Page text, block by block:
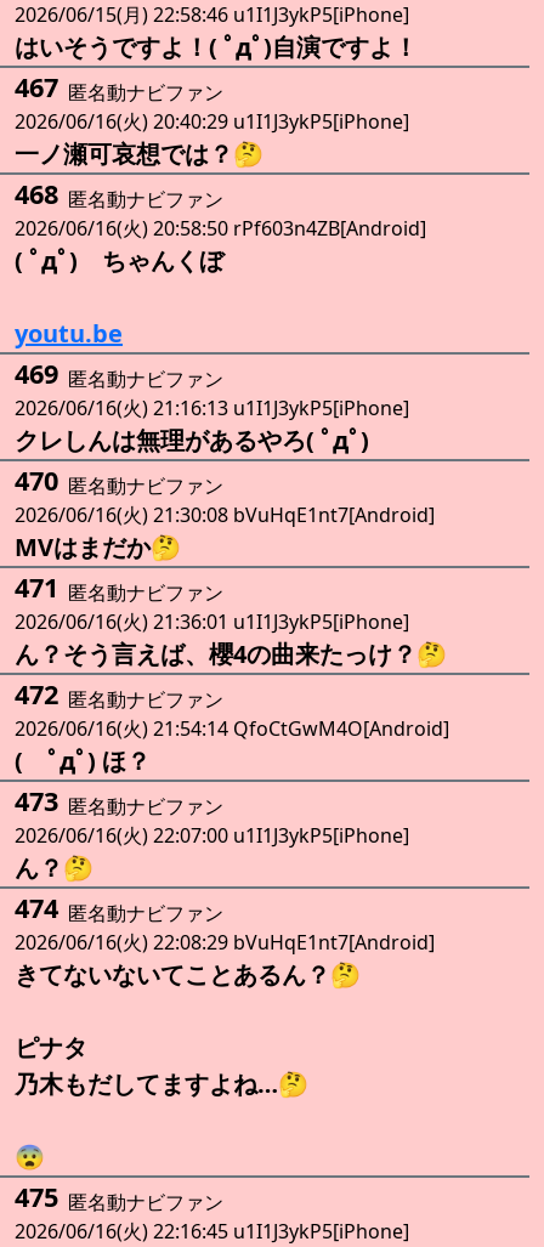
2026/06/15(月) 22:58:46 u1I1J3ykP5[iPhone]
はいそうですよ！( ﾟдﾟ)自演ですよ！
467 匿名動ナビファン
2026/06/16(火) 20:40:29 u1I1J3ykP5[iPhone]
一ノ瀬可哀想では？🤔
468 匿名動ナビファン
2026/06/16(火) 20:58:50 rPf603n4ZB[Android]
( ﾟдﾟ) ちゃんくぼ
youtu.be
469 匿名動ナビファン
2026/06/16(火) 21:16:13 u1I1J3ykP5[iPhone]
クレしんは無理があるやろ( ﾟдﾟ)
470 匿名動ナビファン
2026/06/16(火) 21:30:08 bVuHqE1nt7[Android]
MVはまだか🤔
471 匿名動ナビファン
2026/06/16(火) 21:36:01 u1I1J3ykP5[iPhone]
ん？そう言えば、櫻4の曲来たっけ？🤔
472 匿名動ナビファン
2026/06/16(火) 21:54:14 QfoCtGwM4O[Android]
( ﾟдﾟ) ほ？
473 匿名動ナビファン
2026/06/16(火) 22:07:00 u1I1J3ykP5[iPhone]
ん？🤔
474 匿名動ナビファン
2026/06/16(火) 22:08:29 bVuHqE1nt7[Android]
きてないないてことあるん？🤔
ピナタ
乃木もだしてますよね…🤔
😨
475 匿名動ナビファン
2026/06/16(火) 22:16:45 u1I1J3ykP5[iPhone]